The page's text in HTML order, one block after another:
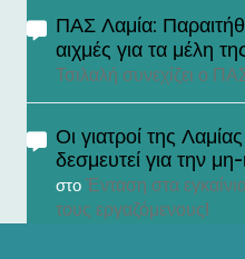
ΠΑΣ Λαμία:
αιχμές για τα μέλη
Τσιλαλή συνεχίζει ο
Οι γιατροί της
δεσμευτεί για την
στο Ένταση στα
τους εργαζόμενους!